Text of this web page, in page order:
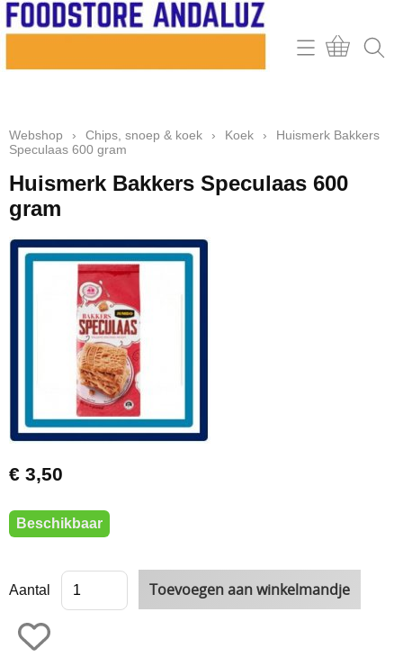
Home
Contact
Mijn account
Retour & klachten
Informatie
Webshop › Chips, snoep & koek › Koek ›
Huismerk Bakkers
Speculaas 600 gram
Huismerk Bakkers Speculaas 600
gram
€ 3,50
Beschikbaar
Aantal